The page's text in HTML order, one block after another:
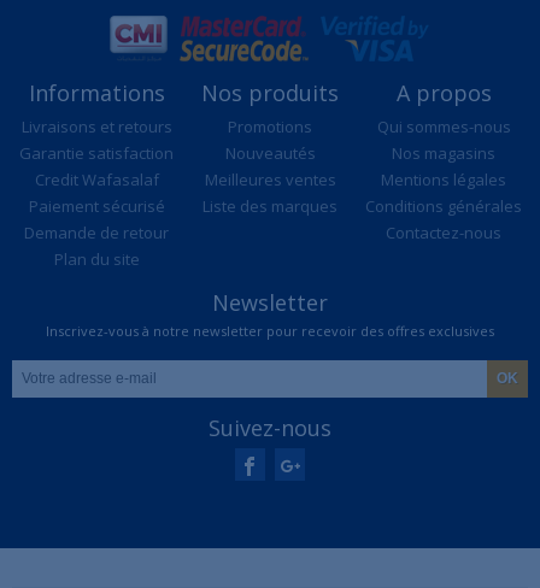
Informations
Livraisons et retours
Garantie satisfaction
Credit Wafasalaf
Paiement sécurisé
Demande de retour
Plan du site
Nos produits
Promotions
Nouveautés
Meilleures ventes
Liste des marques
A propos
Qui sommes-nous
Nos magasins
Mentions légales
Conditions générales
Contactez-nous
Newsletter
Inscrivez-vous à notre newsletter pour recevoir des offres exclusives
Suivez-nous